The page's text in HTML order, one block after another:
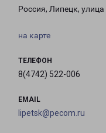
Россия, Липецк,
на карте
ТЕЛЕФОН
8(4742) 522-006
EMAIL
lipetsk@pecom.ru